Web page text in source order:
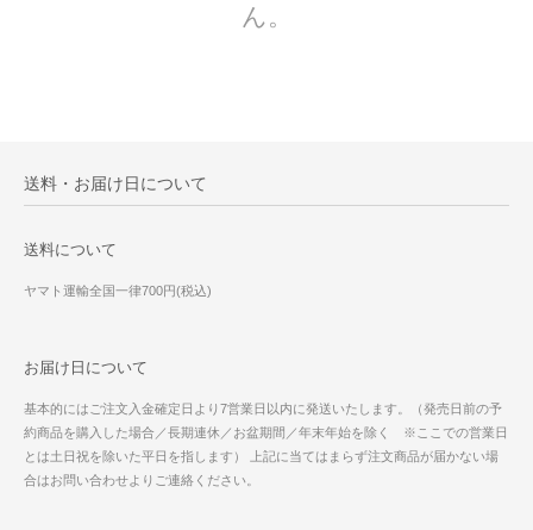
ん。
送料・お届け日について
送料について
ヤマト運輸全国一律700円(税込)
お届け日について
基本的にはご注文入金確定日より7営業日以内に発送いたします。（発売日前の予
約商品を購入した場合／長期連休／お盆期間／年末年始を除く ※ここでの営業日
とは土日祝を除いた平日を指します） 上記に当てはまらず注文商品が届かない場
合はお問い合わせよりご連絡ください。